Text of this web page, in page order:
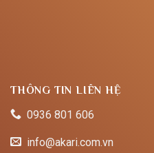
THÔNG TIN LIÊN HỆ
0936 801 606
info@akari.com.vn